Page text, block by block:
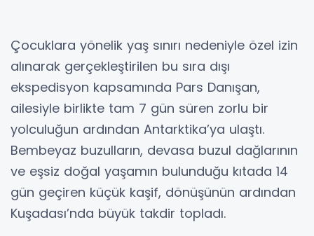
Çocuklara yönelik yaş sınırı nedeniyle özel izin
alınarak gerçekleştirilen bu sıra dışı
ekspedisyon kapsamında Pars Danışan,
ailesiyle birlikte tam 7 gün süren zorlu bir
yolculuğun ardından Antarktika’ya ulaştı.
Bembeyaz buzulların, devasa buzul dağlarının
ve eşsiz doğal yaşamın bulunduğu kıtada 14
gün geçiren küçük kaşif, dönüşünün ardından
Kuşadası’nda büyük takdir topladı.